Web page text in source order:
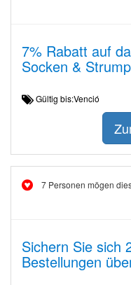
7% Rabatt auf
Socken &
Gültig bis:Venció
7 Personen mögen
Sichern Sie sich
Bestellungen